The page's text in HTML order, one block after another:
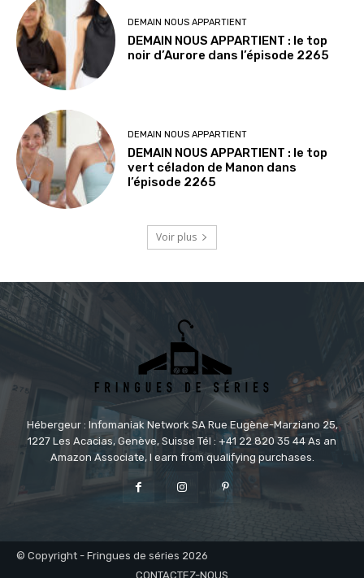
DEMAIN NOUS APPARTIENT
DEMAIN NOUS APPARTIENT : le top
noir d’Aurore dans l’épisode 2265
DEMAIN NOUS APPARTIENT
DEMAIN NOUS APPARTIENT : le top
vert céladon de Manon dans
l’épisode 2265
Voir plus
Hébergeur : Infomaniak Network SA Rue Eugène-Marziano 25,
1227 Les Acacias, Genève, Suisse Tél : +41 22 820 35 44 As an
Amazon Associate, I earn from qualifying purchases.
© Copyright - Fringues de séries 2026
CONTACTEZ-NOUS